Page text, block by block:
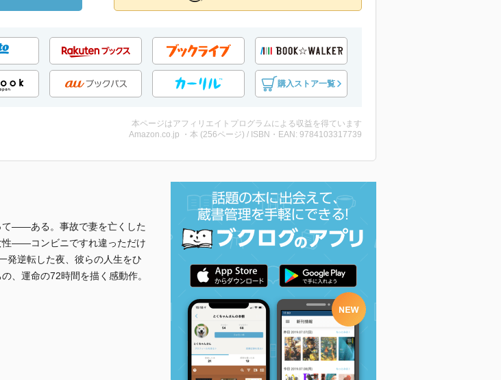
購入ストア一覧
本ページはアフィリエイトプログラムによる収益を得ています
Amazon.co.jp ・本 (256ページ) / ISBN・EAN: 9784103317739
て――ある。事故で妻を亡くした
性――コンビニですれ違っただけ
発逆転した夜、彼らの人生をひ
、運命の72時間を描く感動作。